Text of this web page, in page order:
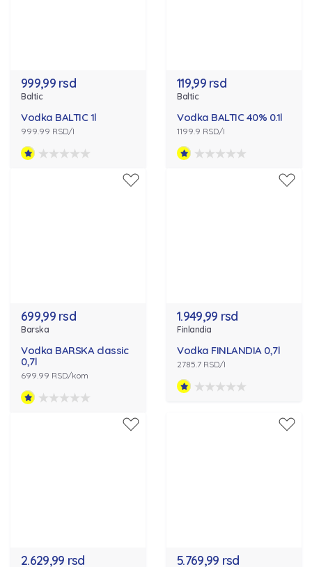
999,99 rsd
Baltic
Vodka BALTIC 1l
999.99 RSD/l
119,99 rsd
Baltic
Vodka BALTIC 40% 0.1l
1199.9 RSD/l
699,99 rsd
Barska
Vodka BARSKA classic
0,7l
699.99 RSD/kom
1.949,99 rsd
Finlandia
Vodka FINLANDIA 0,7l
2785.7 RSD/l
2.629,99 rsd 5.769,99 rsd